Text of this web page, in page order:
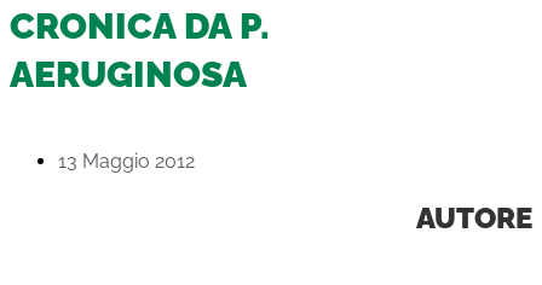
CRONICA DA P.
AERUGINOSA
13 Maggio 2012
AUTORE